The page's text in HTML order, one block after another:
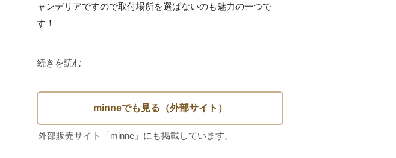
ャンデリアですので取付場所を選ばないのも魅力の一つで
す！
続きを読む